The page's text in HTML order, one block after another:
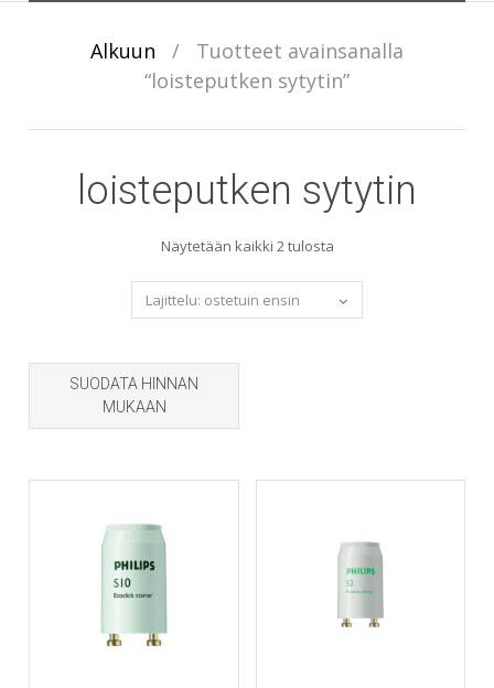
Alkuun /
Tuotteet avainsanalla
“loisteputken sytytin”
loisteputken sytytin
Näytetään kaikki 2 tulostaSorted
by
popularity
SUODATA HINNAN
MUKAAN